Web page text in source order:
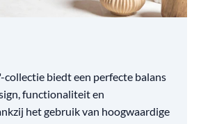
collectie biedt een perfecte balans
functionaliteit en
het gebruik van hoogwaardige